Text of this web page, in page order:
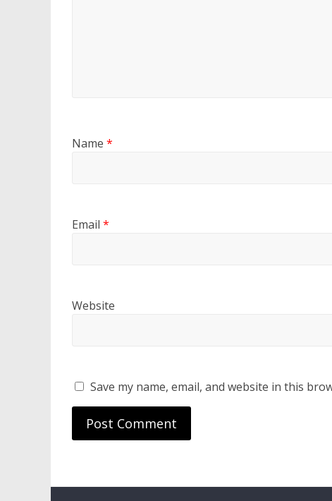
Name *
Email *
Website
Save my name, email, and website in this